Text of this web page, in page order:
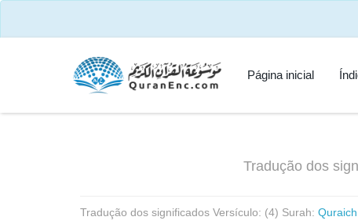
Página inicial
Tradução dos
Tradução dos significados Versículo: (4) Surah: Quraich